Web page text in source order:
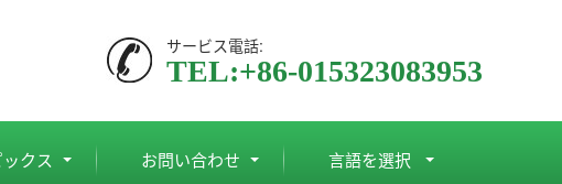
サービス電話:
TEL:+86-015323083953
ックス お問い合わせ 言語を選択